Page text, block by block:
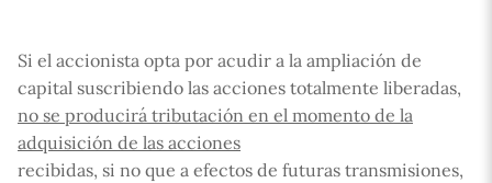
Si el accionista opta por acudir a la ampliación de
capital suscribiendo las acciones totalmente liberadas,
no se producirá tributación en el momento de la
adquisición de las acciones
recibidas, si no que a efectos de futuras transmisiones,